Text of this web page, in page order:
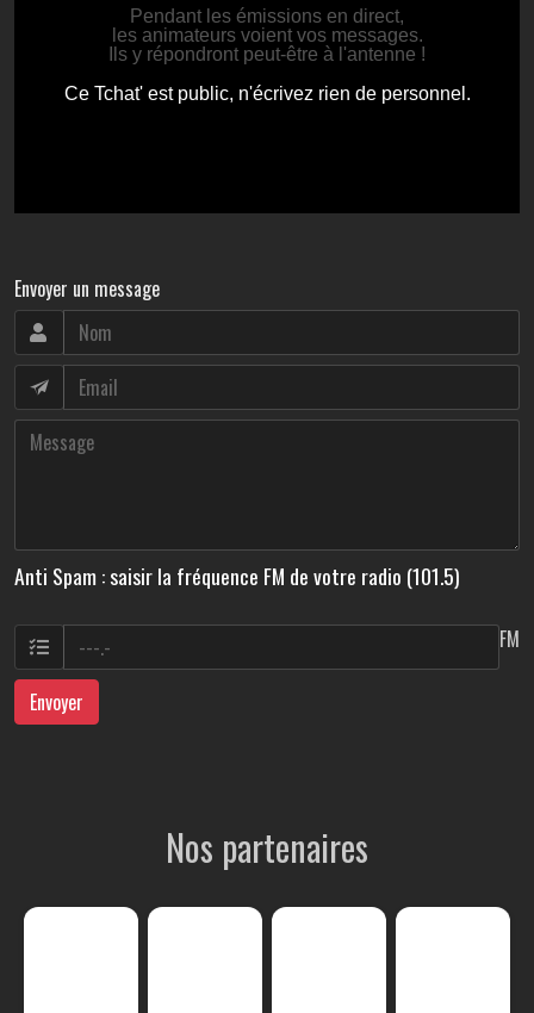
Envoyer un message
Anti Spam : saisir la fréquence FM de votre radio (101.5)
FM
Envoyer
Nos partenaires